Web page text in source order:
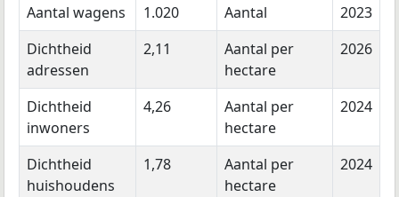
Aantal wagens 1.020 Aantal
2023
Dichtheid
adressen
2,11
Aantal per
hectare
2026
Dichtheid
inwoners
4,26
Aantal per
hectare
2024
Dichtheid
huishoudens
1,78
Aantal per
hectare
2024